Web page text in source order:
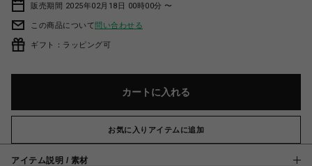
販売期間 2025年02月18日 00時00分 〜
この商品について問い合わせる
ギフト：ラッピング可
カートに入れる
お気に入りアイテムに追加
アイテム説明 / 素材